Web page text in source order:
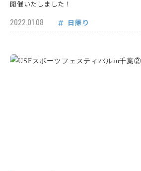
開催いたしました！
2022.01.08 日帰り